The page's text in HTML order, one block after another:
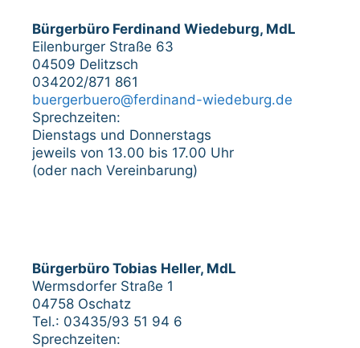
Bürgerbüro Ferdinand Wiedeburg, MdL
Eilenburger Straße 63
04509 Delitzsch
034202/871 861
buergerbuero@ferdinand-wiedeburg.de
Sprechzeiten:
Dienstags und Donnerstags
jeweils von 13.00 bis 17.00 Uhr
(oder nach Vereinbarung)
Bürgerbüro Tobias Heller, MdL
Wermsdorfer Straße 1
04758 Oschatz
Tel.: 03435/93 51 94 6
Sprechzeiten: